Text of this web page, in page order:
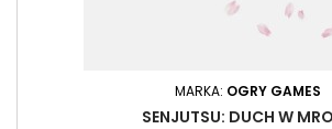
MARKA: OGRY GAMES
SENJUTSU: DUCH W